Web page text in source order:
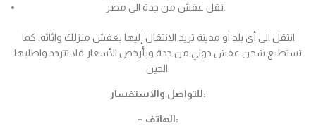
نقل عفش من جدة الى مصر.
انتقل الى أي بلد او مدينة تريد الانتقال إليها بعفش منزلك واثاثه، كما
تستطيع شحن عفش دولي من جدة وبأرخص الأسعار فلا تتردد واطلبها
الحين.
للتواصل والاستفسار:
– الهاتف: